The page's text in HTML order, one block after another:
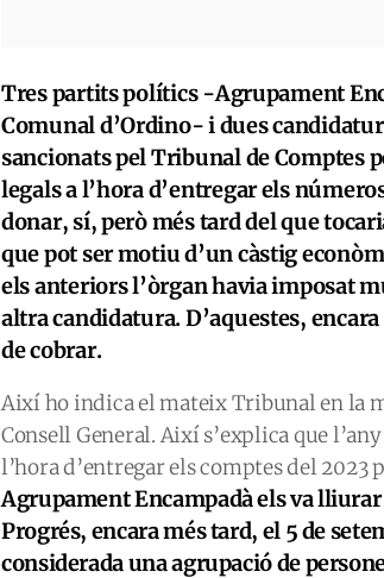
Tres partits polítics -Agrupament
Comunal d’Ordino- i dues
sancionats pel Tribunal de Comptes
legals a l’hora d’entregar els
donar, sí, però més tard del que
que pot ser motiu d’un càstig
els anteriors l’òrgan havia imposat
altra candidatura. D’aquestes,
de cobrar.
Així ho indica el mateix Tribunal en la
Consell General. Així s’explica que
l’hora d’entregar els comptes del 2023
Agrupament Encampadà els va lliurar
Progrés, encara més tard, el 5 de
considerada una agrupació de